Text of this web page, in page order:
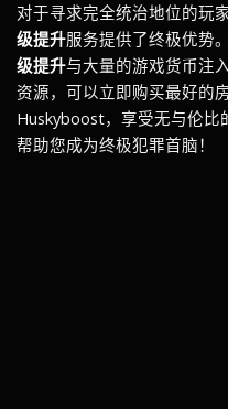
对于寻求完全统治地位的玩
级提升服务提供了终极优势
级提升与大量的游戏货币注
资源，可以立即购买最好的
Huskyboost，享受无与伦
帮助您成为终极犯罪首脑！